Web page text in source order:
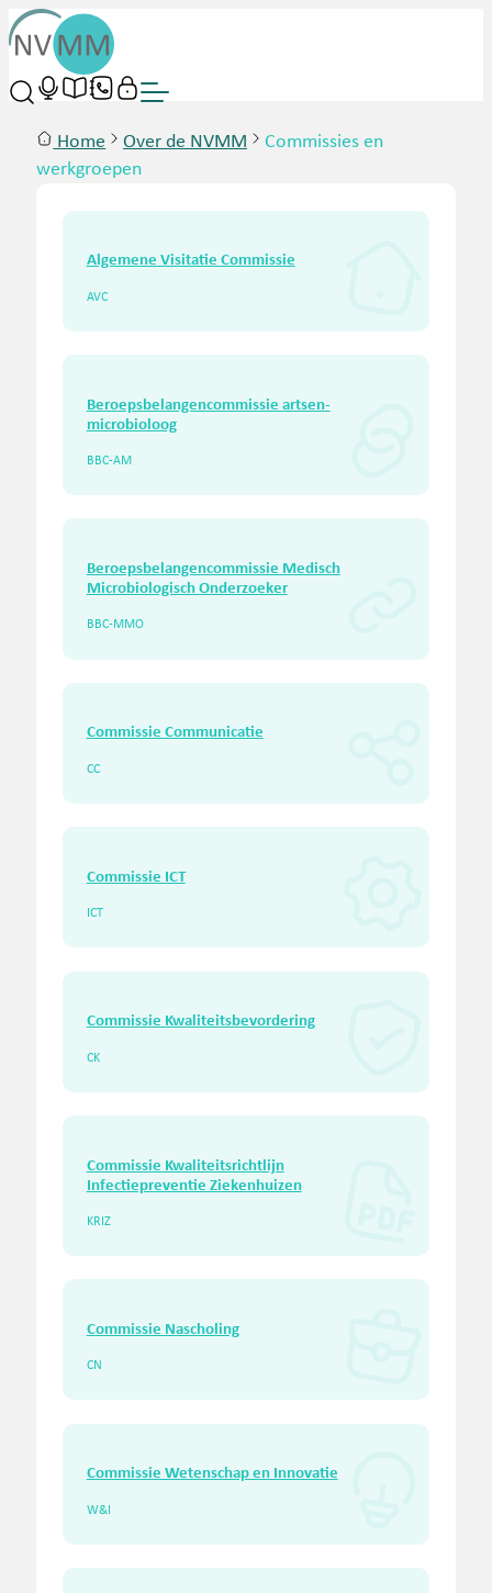
Home Over de NVMM
Commissies en
werkgroepen
Algemene Visitatie Commissie
AVC
Beroepsbelangencommissie artsen-
microbioloog
BBC-AM
Beroepsbelangencommissie Medisch
Microbiologisch Onderzoeker
BBC-MMO
Commissie Communicatie
CC
Commissie ICT
ICT
Commissie Kwaliteitsbevordering
CK
Commissie Kwaliteitsrichtlijn
Infectiepreventie Ziekenhuizen
KRIZ
Commissie Nascholing
CN
Commissie Wetenschap en Innovatie
W&I